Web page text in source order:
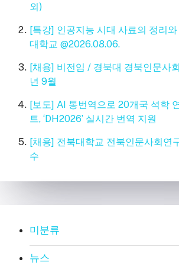
외)
[특강] 인공지능 시대 사료의 정리
대학교 @2026.08.06.
[채용] 비전임 / 경북대 경북인문사
년 9월
[보도] AI 통번역으로 20개국 석학
트, ‘DH2026’ 실시간 번역 지원
[채용] 전북대학교 전북인문사회연
수
미분류
뉴스